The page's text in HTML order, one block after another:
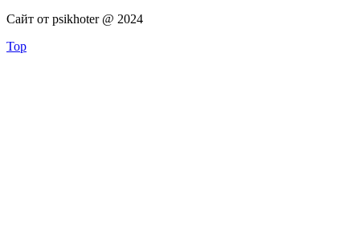
Сайт от psikhoter @ 2024
Top